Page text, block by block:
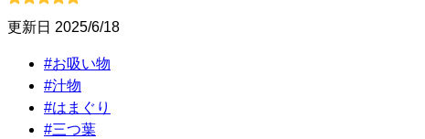
更新日 2025/6/18
#お吸い物
#汁物
#はまぐり
#三つ葉